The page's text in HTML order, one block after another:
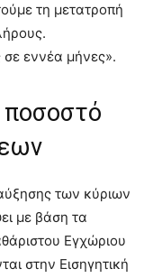
τη μετατροπή
σε εννέα μήνες».
των κύριων
με βάση τα
Εγχώριου
στην Εισηγητική